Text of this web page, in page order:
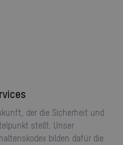
der die Sicherheit und
stellt. Unser
bilden dafür die